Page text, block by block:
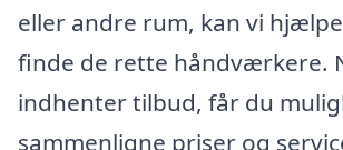
eller andre rum, kan vi
finde de rette håndværkere.
indhenter tilbud, får du
sammenligne priser og